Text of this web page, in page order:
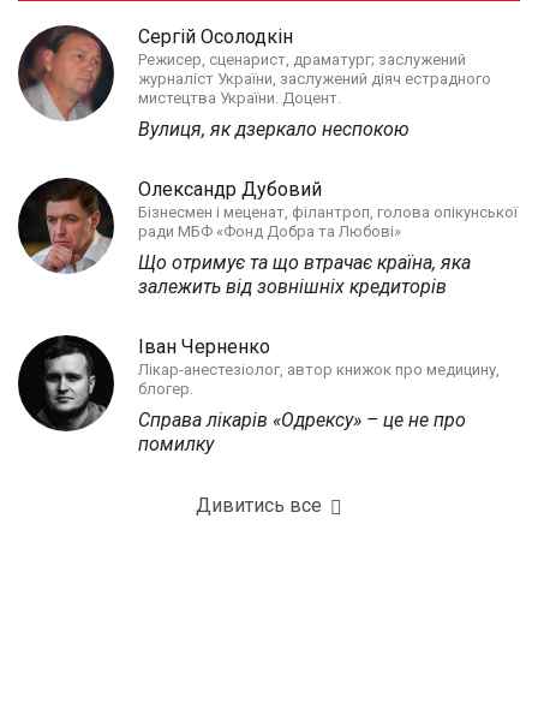
Сергій Осолодкін
Режисер, сценарист, драматург; заслужений
журналіст України, заслужений діяч естрадного
мистецтва України. Доцент.
Вулиця, як дзеркало неспокою
Олександр Дубовий
Бізнесмен і меценат, філантроп, голова опікунської
ради МБФ «Фонд Добра та Любові»
Що отримує та що втрачає країна, яка
залежить від зовнішніх кредиторів
Іван Черненко
Лікар-анестезіолог, автор книжок про медицину,
блогер.
Справа лікарів «Одрексу» – це не про
помилку
Дивитись все